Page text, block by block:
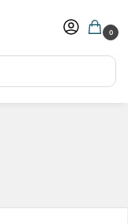
0
superiores a 150€)